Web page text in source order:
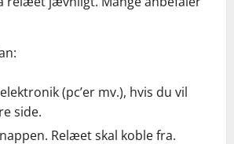
(pc’er mv.), hvis du vil
side.
Relæet skal koble fra.